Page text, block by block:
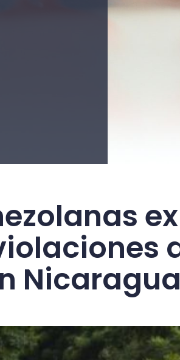
Nicaragua